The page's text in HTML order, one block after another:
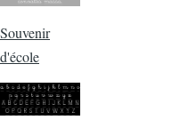
Souvenir
d'école